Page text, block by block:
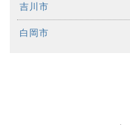
吉川市
白岡市